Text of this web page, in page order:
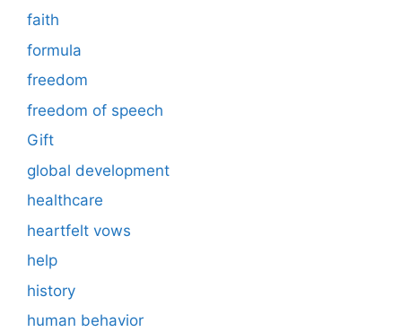
faith
formula
freedom
freedom of speech
Gift
global development
healthcare
heartfelt vows
help
history
human behavior